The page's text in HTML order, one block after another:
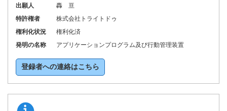
出願人
轟 亘
特許権者
株式会社トライトドゥ
権利化状況
権利化済
発明の名称
アプリケーションプログラム及び行動管理装置
登録者への連絡はこちら